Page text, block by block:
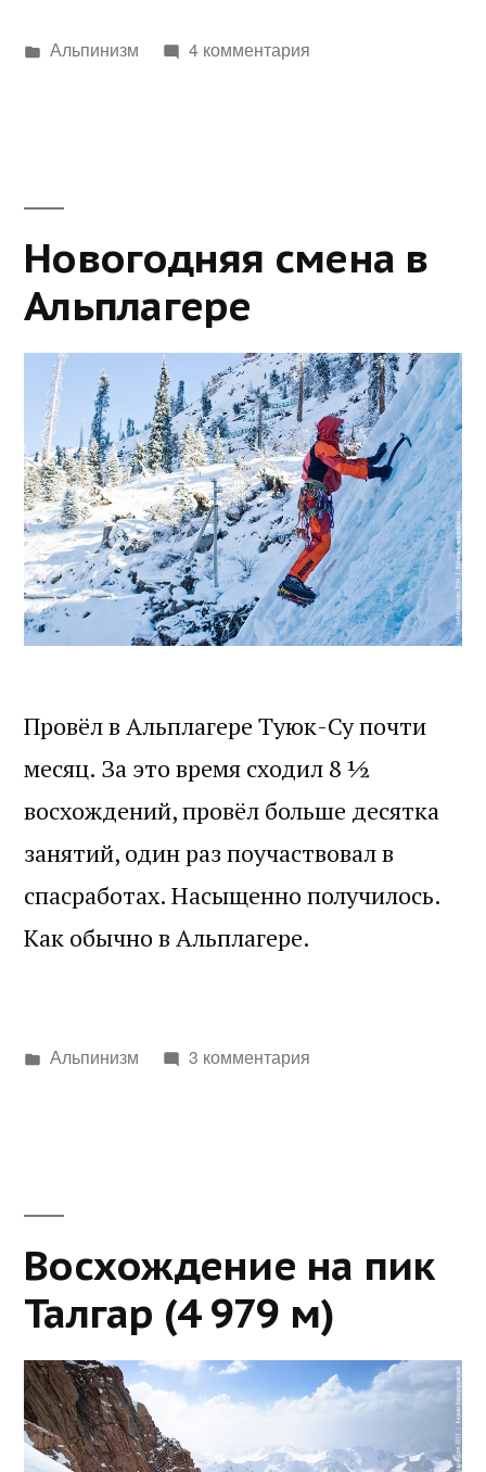
Написано
Альпинизм 4 комментария
Новогодняя смена в
Альплагере
Провёл в Альплагере Туюк-Су почти
месяц. За это время сходил 8 ½
восхождений, провёл больше десятка
занятий, один раз поучаствовал в
спасработах. Насыщенно получилось.
Как обычно в Альплагере.
Написано
Альпинизм 3 комментария
Восхождение на пик
Талгар (4 979 м)